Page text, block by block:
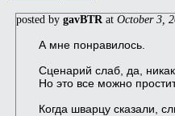
posted by gavBTR at October 3,
А мне понравилось.
Сценарий слаб, да,
Но это все можно
Когда шварцу сказали,